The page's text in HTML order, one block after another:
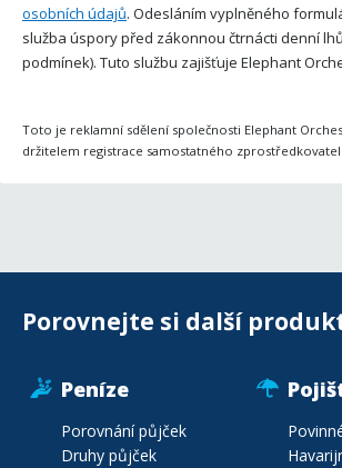
osobních údajů. Odesláním vyplněného
služba úspory před zákonnou čtrnácti denní
podmínek). Tuto službu zajišťuje Elephant
Toto je reklamní sdělení společnosti Elephant
držitelem registrace samostatného
Porovnejte si další
Peníze
Porovnání půjček
Druhy půjček